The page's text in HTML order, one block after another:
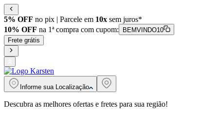
5% OFF no pix | Parcele em 10x sem juros*
10% OFF na 1ª compra com cupom:
BEMVINDO10
Frete grátis
Informe sua Localização
Descubra as melhores ofertas e fretes para sua região!